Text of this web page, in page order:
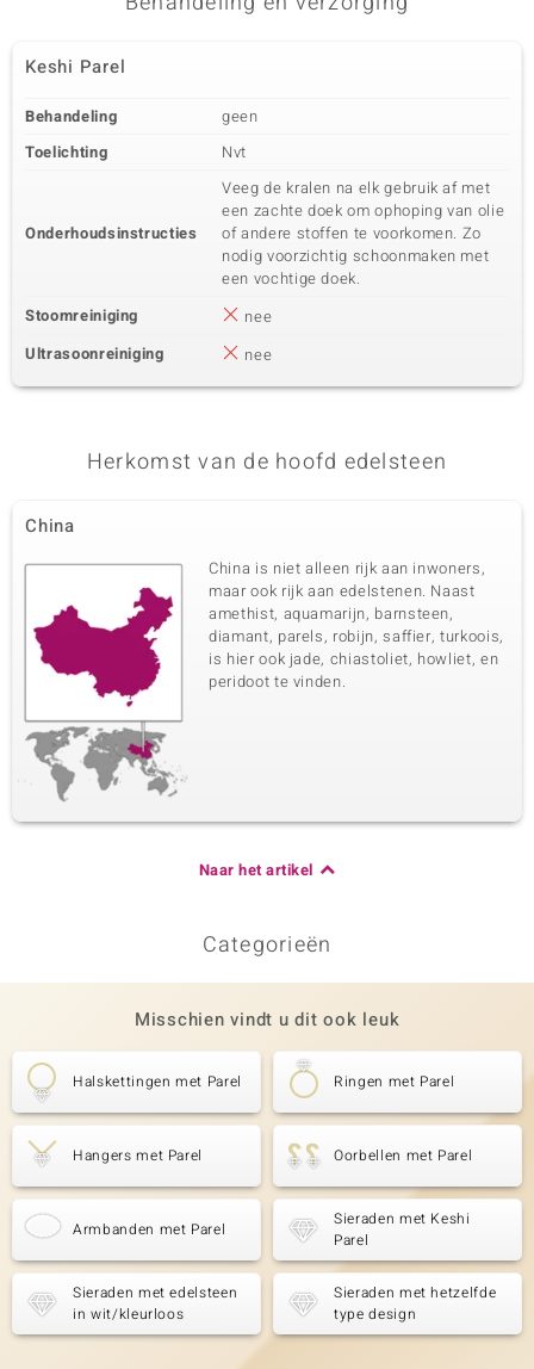
Keshi Parel
Behandeling
geen
Toelichting
Nvt
Onderhoudsinstructies
Veeg de kralen na elk gebruik af met
een zachte doek om ophoping van olie
of andere stoffen te voorkomen. Zo
nodig voorzichtig schoonmaken met
een vochtige doek.
Stoomreiniging
nee
Ultrasoonreiniging
nee
Herkomst van de hoofd edelsteen
China
China is niet alleen rijk aan inwoners,
maar ook rijk aan edelstenen. Naast
amethist, aquamarijn, barnsteen,
diamant, parels, robijn, saffier, turkoois,
is hier ook jade, chiastoliet, howliet, en
peridoot te vinden.
Naar het artikel
Categorieën
Misschien vindt u dit ook leuk
Halskettingen met Parel Ringen met Parel
Hangers met Parel Oorbellen met Parel
Armbanden met Parel
Sieraden met Keshi
Parel
Sieraden met edelsteen
in wit/kleurloos
Sieraden met hetzelfde
type design